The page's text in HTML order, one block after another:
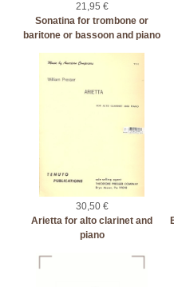
21,95 €
Sonatina for trombone or
baritone or bassoon and piano
30,50 €
Arietta for alto clarinet and
piano